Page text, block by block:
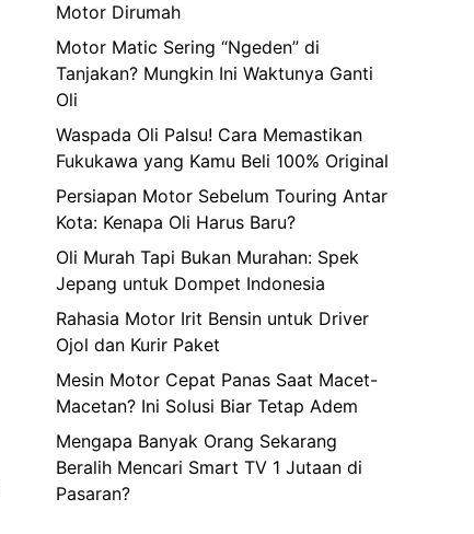
Motor Dirumah
Motor Matic Sering “Ngeden” di
Tanjakan? Mungkin Ini Waktunya Ganti
Oli
Waspada Oli Palsu! Cara Memastikan
Fukukawa yang Kamu Beli 100% Original
Persiapan Motor Sebelum Touring Antar
Kota: Kenapa Oli Harus Baru?
Oli Murah Tapi Bukan Murahan: Spek
Jepang untuk Dompet Indonesia
Rahasia Motor Irit Bensin untuk Driver
Ojol dan Kurir Paket
Mesin Motor Cepat Panas Saat Macet-
Macetan? Ini Solusi Biar Tetap Adem
Mengapa Banyak Orang Sekarang
Beralih Mencari Smart TV 1 Jutaan di
Pasaran?